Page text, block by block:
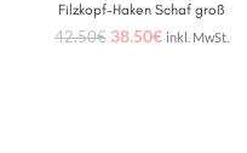
Filzkopf-Haken Schaf groß
42.50€ 38.50€ inkl. MwSt.